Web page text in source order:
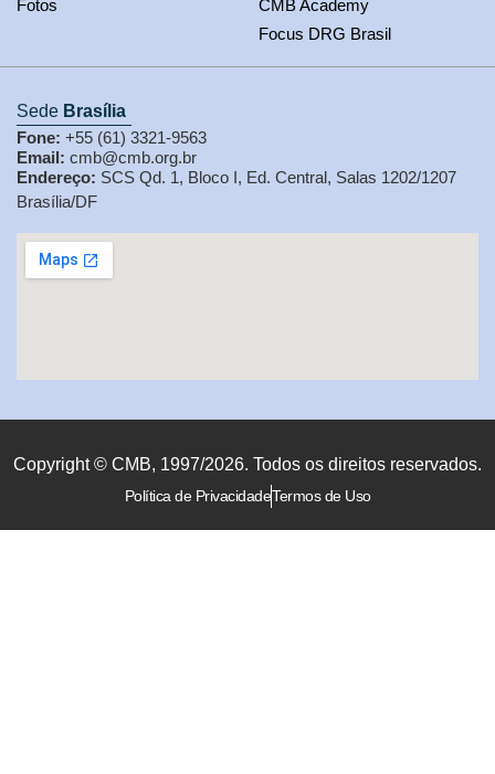
Fotos
CMB Academy
Focus DRG Brasil
Sede Brasília
Fone: +55 (61) 3321-9563
Email: cmb@cmb.org.br
Endereço: SCS Qd. 1, Bloco I, Ed. Central, Salas 1202/1207
Brasília/DF
Copyright © CMB, 1997/2026. Todos os direitos reservados.
Política de PrivacidadeTermos de Uso